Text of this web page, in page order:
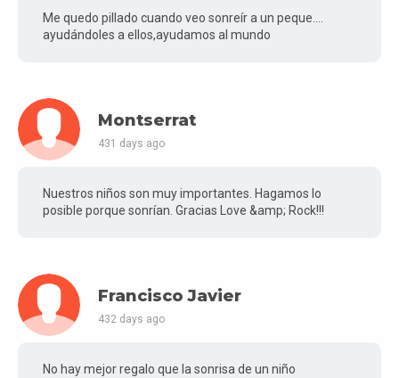
Me quedo pillado cuando veo sonreír a un peque....
ayudándoles a ellos,ayudamos al mundo
Montserrat
431 days ago
Nuestros niños son muy importantes. Hagamos lo
posible porque sonrían. Gracias Love &amp; Rock!!!
Francisco Javier
432 days ago
No hay mejor regalo que la sonrisa de un niño